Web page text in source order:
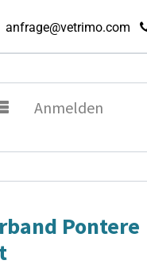
anfrage@vetrimo.com
Anmelden
Pontere